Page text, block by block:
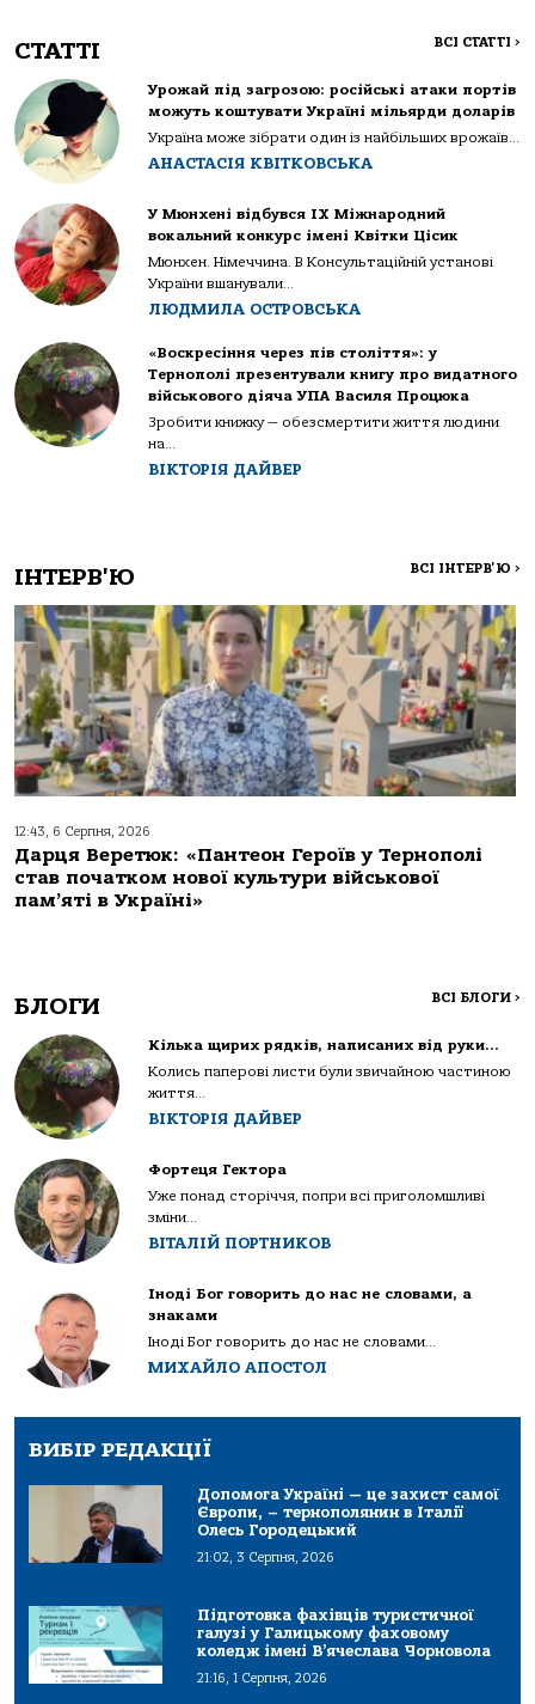
СТАТТІ ВСІ СТАТТІ >
Урожай під загрозою: російські атаки портів
можуть коштувати Україні мільярди доларів
Україна може зібрати один із найбільших врожаїв...
АНАСТАСІЯ КВІТКОВСЬКА
У Мюнхені відбувся IX Міжнародний
вокальний конкурс імені Квітки Цісик
Мюнхен. Німеччина. В Консультаційній установі
України вшанували...
ЛЮДМИЛА ОСТРОВСЬКА
«Воскресіння через пів століття»: у
Тернополі презентували книгу про видатного
військового діяча УПА Василя Процюка
Зробити книжку — обезсмертити життя людини
на...
ВІКТОРІЯ ДАЙВЕР
ІНТЕРВ'Ю ВСІ ІНТЕРВ'Ю >
12:43, 6 Серпня, 2026
Дарця Веретюк: «Пантеон Героїв у Тернополі
став початком нової культури військової
пам’яті в Україні»
БЛОГИ ВСІ БЛОГИ >
Кілька щирих рядків, написаних від руки…
Колись паперові листи були звичайною частиною
життя...
ВІКТОРІЯ ДАЙВЕР
Фортеця Гектора
Уже понад сторіччя, попри всі приголомшливі
зміни...
ВІТАЛІЙ ПОРТНИКОВ
Іноді Бог говорить до нас не словами, а
знаками
Іноді Бог говорить до нас не словами...
МИХАЙЛО АПОСТОЛ
ВИБІР РЕДАКЦІЇ
Допомога Україні — це захист самої
Європи, – тернополянин в Італії
Олесь Городецький
21:02, 3 Серпня, 2026
Підготовка фахівців туристичної
галузі у Галицькому фаховому
коледж імені В’ячеслава Чорновола
21:16, 1 Серпня, 2026